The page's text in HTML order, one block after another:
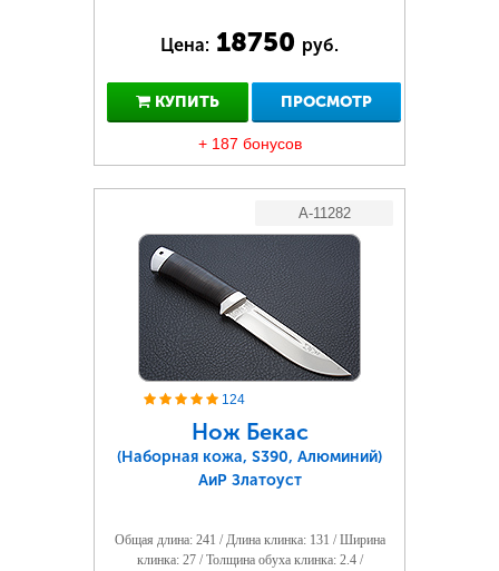
Цена: 18750 руб.
КУПИТЬ ПРОСМОТР
+ 187 бонусов
A-11282
124
Нож Бекас
(Наборная кожа, S390, Алюминий)
АиР Златоуст
Общая длина: 241 / Длина клинка: 131 / Ширина
клинка: 27 / Толщина обуха клинка: 2.4 /